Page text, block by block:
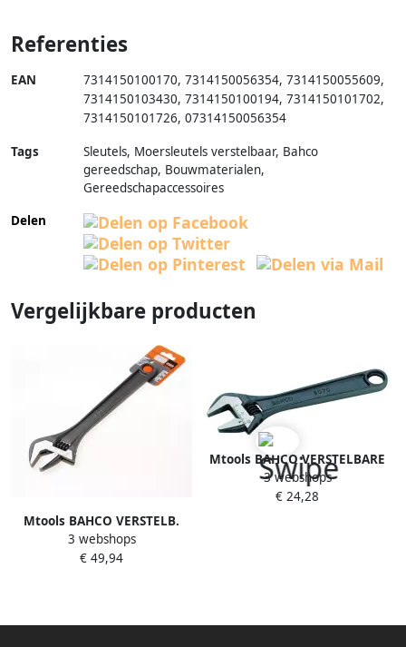
Referenties
EAN 7314150100170, 7314150056354, 7314150055609,
7314150103430, 7314150100194, 7314150101702,
7314150101726, 07314150056354
Tags
Sleutels, Moersleutels verstelbaar, Bahco
gereedschap, Bouwmaterialen,
Gereedschapaccessoires
Delen
Vergelijkbare producten
Mtools BAHCO VERSTELB.
MOERSLEUTEL 18 DUIM |
3 webshops
€ 49,94
Mtools BAHCO VERSTELBARE
MOERSLEUTEL 8 DUIM |
3 webshops
€ 24,28